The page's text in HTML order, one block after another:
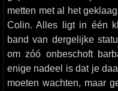
metten met al het
Colin. Alles ligt in één
band van dergelijke
om zóó onbeschoft
enige nadeel is dat je
moeten wachten, maar